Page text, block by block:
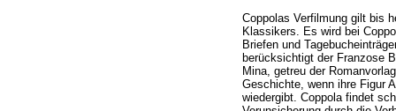
Coppolas Verfilmung gilt bis
Klassikers. Es wird bei
Briefen und
berücksichtigt der Franzose
Mina, getreu der
Geschichte, wenn ihre Figur
wiedergibt. Coppola findet